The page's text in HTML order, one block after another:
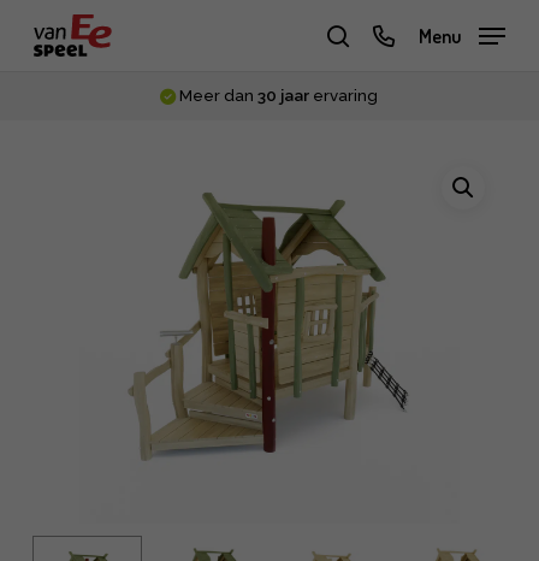
zoeken
phone
Menu
Meer dan30 jaar ervaring